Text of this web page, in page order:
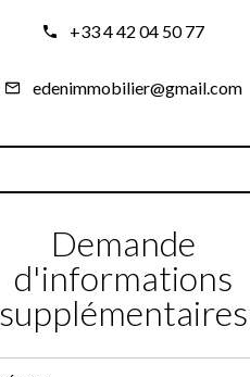
+33 4 42 04 50 77
edenimmobilier@gmail.com
Demande
d'informations
supplémentaires